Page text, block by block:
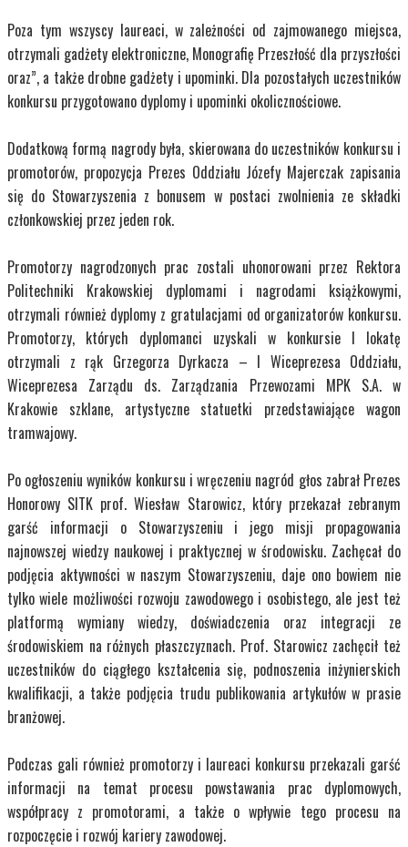
Poza tym wszyscy laureaci, w zależności od zajmowanego miejsca,
otrzymali gadżety elektroniczne, Monografię Przeszłość dla przyszłości
oraz”, a także drobne gadżety i upominki. Dla pozostałych uczestników
konkursu przygotowano dyplomy i upominki okolicznościowe.
Dodatkową formą nagrody była, skierowana do uczestników konkursu i
promotorów, propozycja Prezes Oddziału Józefy Majerczak zapisania
się do Stowarzyszenia z bonusem w postaci zwolnienia ze składki
członkowskiej przez jeden rok.
Promotorzy nagrodzonych prac zostali uhonorowani przez Rektora
Politechniki Krakowskiej dyplomami i nagrodami książkowymi,
otrzymali również dyplomy z gratulacjami od organizatorów konkursu.
Promotorzy, których dyplomanci uzyskali w konkursie I lokatę
otrzymali z rąk Grzegorza Dyrkacza – I Wiceprezesa Oddziału,
Wiceprezesa Zarządu ds. Zarządzania Przewozami MPK S.A. w
Krakowie szklane, artystyczne statuetki przedstawiające wagon
tramwajowy.
Po ogłoszeniu wyników konkursu i wręczeniu nagród głos zabrał Prezes
Honorowy SITK prof. Wiesław Starowicz, który przekazał zebranym
garść informacji o Stowarzyszeniu i jego misji propagowania
najnowszej wiedzy naukowej i praktycznej w środowisku. Zachęcał do
podjęcia aktywności w naszym Stowarzyszeniu, daje ono bowiem nie
tylko wiele możliwości rozwoju zawodowego i osobistego, ale jest też
platformą wymiany wiedzy, doświadczenia oraz integracji ze
środowiskiem na różnych płaszczyznach. Prof. Starowicz zachęcił też
uczestników do ciągłego kształcenia się, podnoszenia inżynierskich
kwalifikacji, a także podjęcia trudu publikowania artykułów w prasie
branżowej.
Podczas gali również promotorzy i laureaci konkursu przekazali garść
informacji na temat procesu powstawania prac dyplomowych,
współpracy z promotorami, a także o wpływie tego procesu na
rozpoczęcie i rozwój kariery zawodowej.